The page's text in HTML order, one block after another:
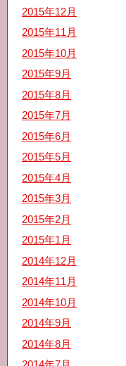
2015年12月
2015年11月
2015年10月
2015年9月
2015年8月
2015年7月
2015年6月
2015年5月
2015年4月
2015年3月
2015年2月
2015年1月
2014年12月
2014年11月
2014年10月
2014年9月
2014年8月